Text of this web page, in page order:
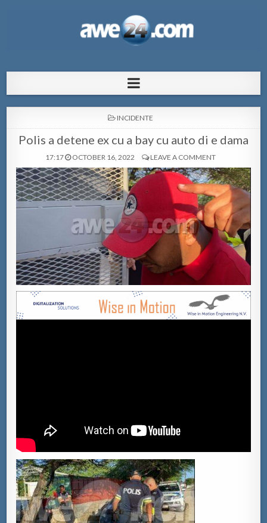
pa Aruba
POSTED
INCIDENTE
Polis a detene ex cu a bay cu auto di e dama
17:17 OCTOBER 16, 2022 LEAVE A COMMENT